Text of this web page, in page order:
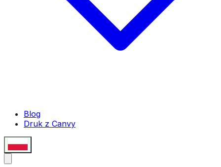
Blog
Druk z Canvy